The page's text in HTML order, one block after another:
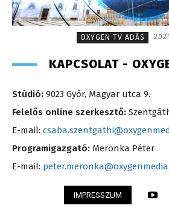
OXYGEN TV ADÁS
KAPCSOLAT -
Stúdió: 9023 Győr, Magyar utca 9.
Felelős online szerkesztő:
E-mail:
Programigazgató: Meronka Péter
E-mail:
IMPRESSZUM